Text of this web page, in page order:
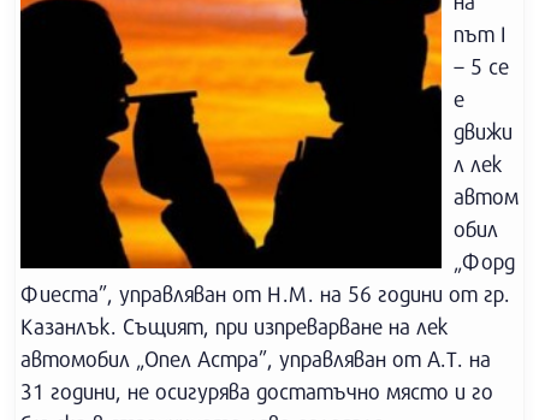
път I
– 5 се
е
движи
л лек
автом
обил
„Форд
Фиеста”, управляван от Н.М. на 56 години от гр.
Казанлък. Същият, при изпреварване на лек
автомобил „Опел Астра”, управляван от А.Т. на
31 години, не осигурява достатъчно място и го